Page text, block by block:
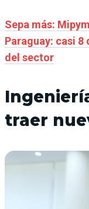
Sepa más:
Paraguay: casi 8
del sector
traer